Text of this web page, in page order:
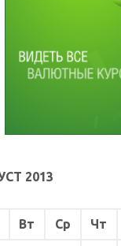
2013
Вт Ср Чт